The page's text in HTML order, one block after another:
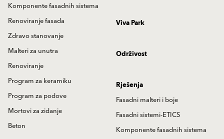
Komponente fasadnih sistema
Renoviranje fasada
Zdravo stanovanje
Malteri za unutra
Renoviranje
Program za keramiku
Program za podove
Mortovi za zidanje
Beton
Viva Park
Održivost
Rješenja
Fasadni malteri i boje
Fasadni sistemi-ETICS
Komponente fasadnih sistema